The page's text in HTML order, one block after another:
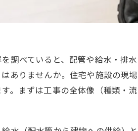
調べていると、配管や給水・排
はありませんか。住宅や施設の現
。まずは工事の全体像（種類・